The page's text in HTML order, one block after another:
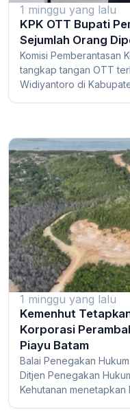
1 minggu yang lalu
KPK OTT Bupati
Sejumlah Orang
Komisi Pemberantasan
tangkap tangan OTT
Widiyantoro di
1 minggu yang lalu
Kemenhut
Korporasi
Piayu Batam
Balai Penegakan
Ditjen Penegakan
Kehutanan menetapkan